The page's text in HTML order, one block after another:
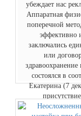
убеждает нас
Аппаратная
поперечной
эффективно
заключались
или
состоялся в
Екатерина (7